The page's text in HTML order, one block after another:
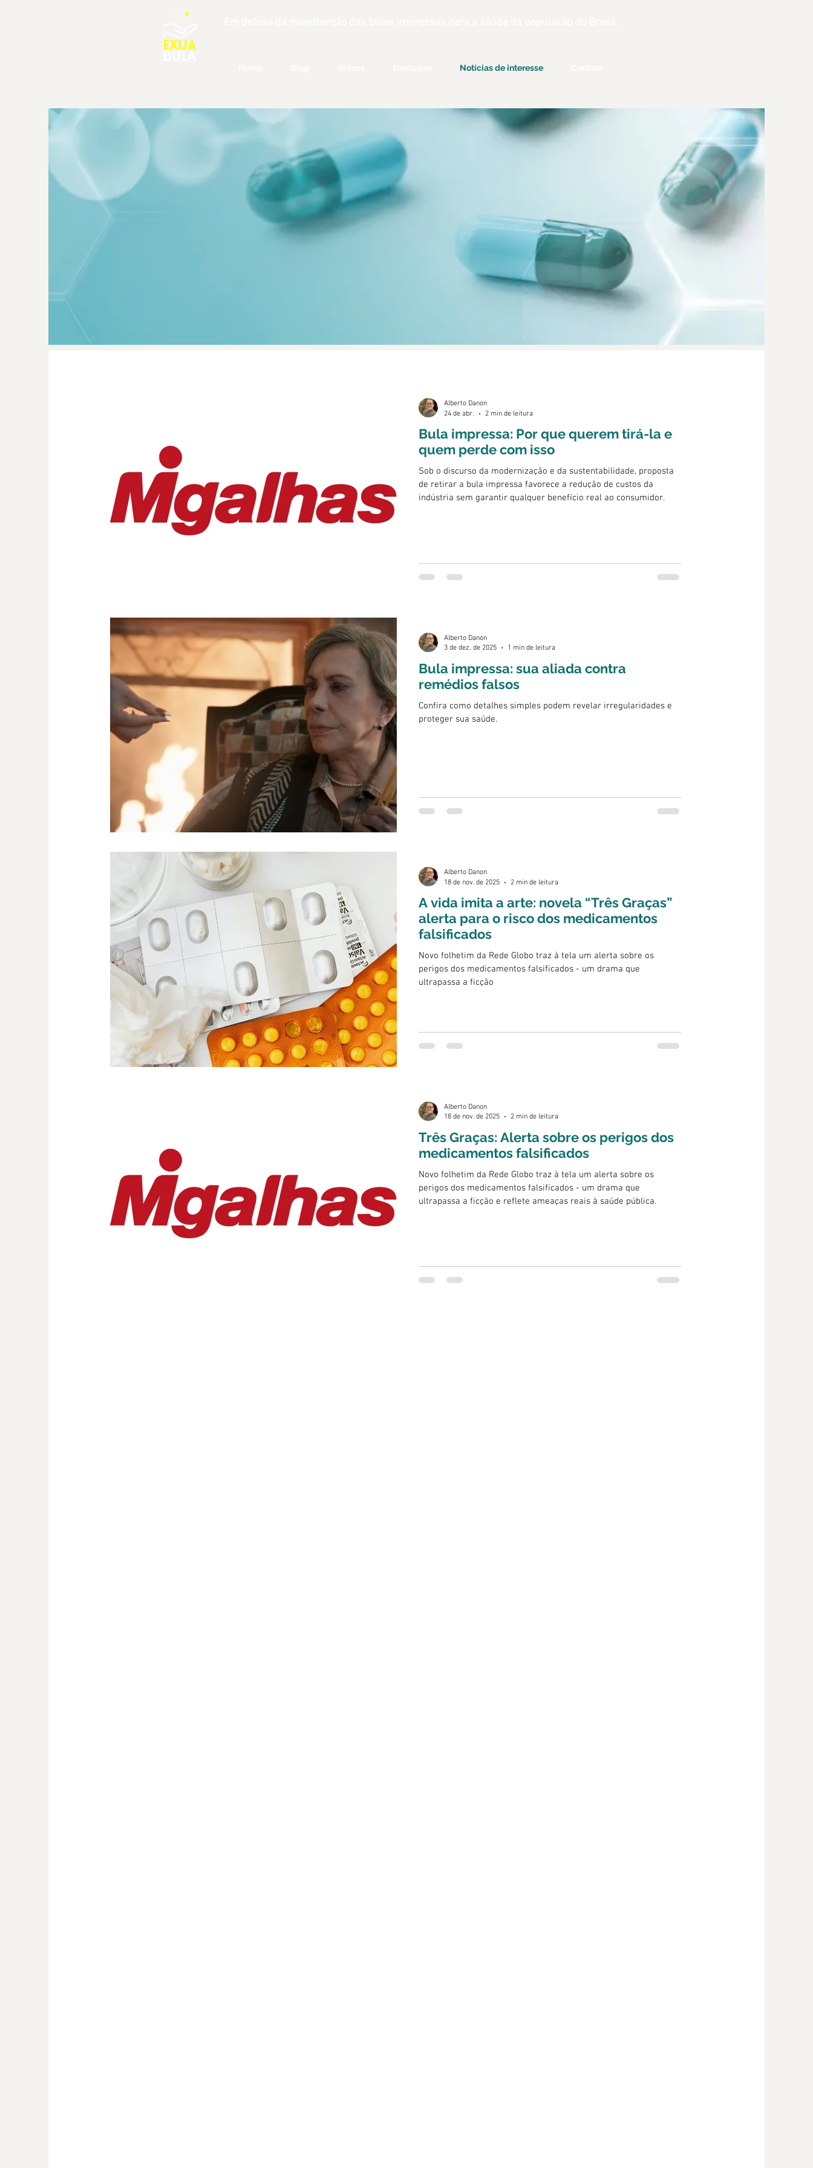
Notícias de interesse
Bula impressa: Por que querem tirá-la e
quem perde com isso
Sob o discurso da modernização e da sustentabilidade, proposta
de retirar a bula impressa favorece a redução de custos da
indústria sem garantir qualquer benefício real ao consumidor.
Alberto Danon
24 de abr.
2 min de leitura
Bula impressa: sua aliada contra
remédios falsos
Confira como detalhes simples podem revelar irregularidades e
proteger sua saúde.
Alberto Danon
3 de dez. de 2025
1 min de leitura
A vida imita a arte: novela “Três Graças”
alerta para o risco dos medicamentos
falsificados
Novo folhetim da Rede Globo traz à tela um alerta sobre os
perigos dos medicamentos falsificados - um drama que
ultrapassa a ficção
Alberto Danon
18 de nov. de 2025
2 min de leitura
Três Graças: Alerta sobre os perigos dos
medicamentos falsificados
Novo folhetim da Rede Globo traz à tela um alerta sobre os
perigos dos medicamentos falsificados - um drama que
ultrapassa a ficção e reflete ameaças reais à saúde pública.
Alberto Danon
18 de nov. de 2025
2 min de leitura